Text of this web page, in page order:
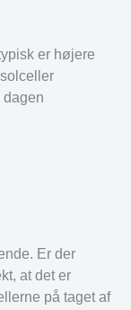
er højere
dagen
Er der
at det er
på taget af